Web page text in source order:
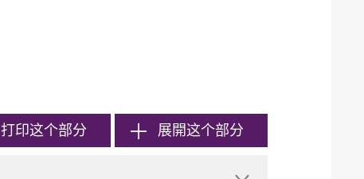
打印这个部分 展開这个部分